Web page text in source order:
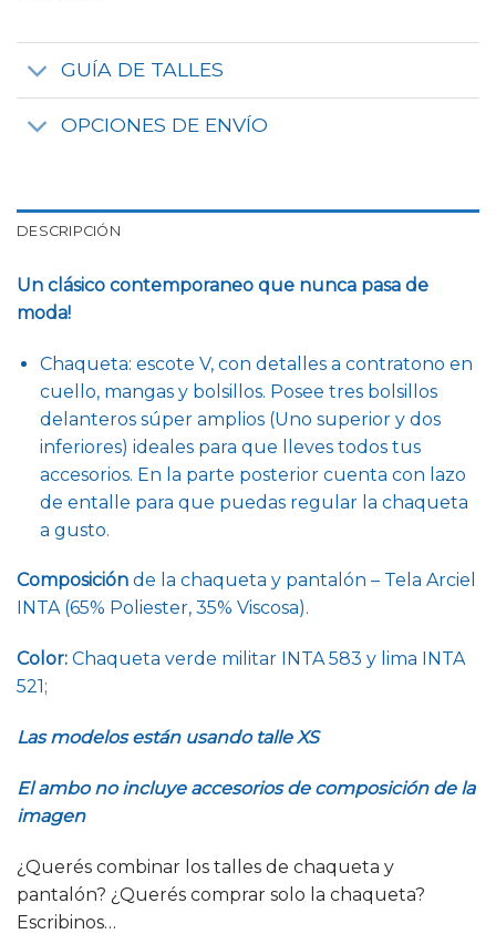
GUÍA DE TALLES
OPCIONES DE ENVÍO
DESCRIPCIÓN
Un clásico contemporaneo que nunca pasa de
moda!
Chaqueta: escote V, con detalles a contratono en
cuello, mangas y bolsillos. Posee tres bolsillos
delanteros súper amplios (Uno superior y dos
inferiores) ideales para que lleves todos tus
accesorios. En la parte posterior cuenta con lazo
de entalle para que puedas regular la chaqueta
a gusto.
Composición de la chaqueta y pantalón – Tela Arciel
INTA (65% Poliester, 35% Viscosa).
Color: Chaqueta verde militar INTA 583 y lima INTA
521;
Las modelos están usando talle XS
El ambo no incluye accesorios de composición de la
imagen
¿Querés combinar los talles de chaqueta y
pantalón? ¿Querés comprar solo la chaqueta?
Escribinos…